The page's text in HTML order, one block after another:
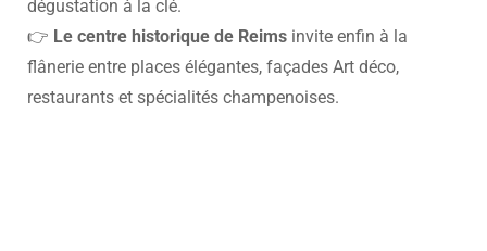
dégustation à la clé.
👉 Le centre historique de Reims invite enfin à la
flânerie entre places élégantes, façades Art déco,
restaurants et spécialités champenoises.